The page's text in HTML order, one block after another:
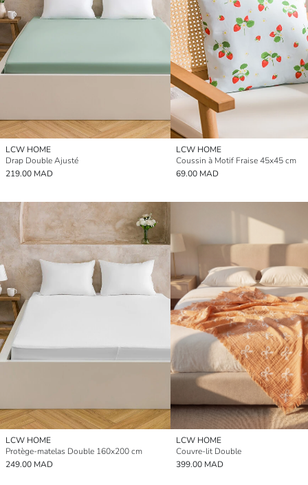
LCW HOME
Drap Double Ajusté
219.00 MAD
LCW HOME
Coussin à Motif Fraise 45x45 cm
69.00 MAD
LCW HOME
Protège-matelas Double 160x200 cm
249.00 MAD
LCW HOME
Couvre-lit Double
399.00 MAD